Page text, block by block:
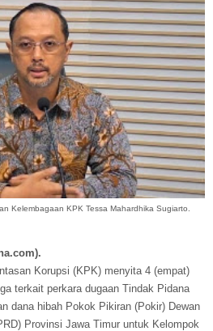
Kelembagaan KPK Tessa Mahardhika Sugiarto.
Korupsi (KPK) menyita 4 (empat)
terkait perkara dugaan Tindak Pidana
dana hibah Pokok Pikiran (Pokir) Dewan
Provinsi Jawa Timur untuk Kelompok